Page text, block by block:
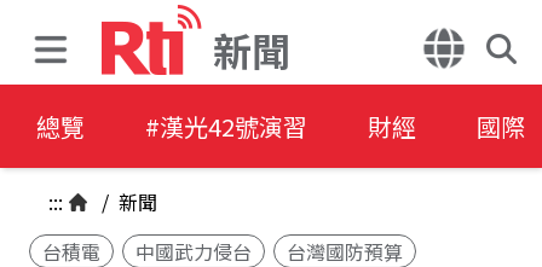
新聞
總覽 #漢光42號演習 財經 國際
::: / 新聞
台積電
中國武力侵台
台灣國防預算